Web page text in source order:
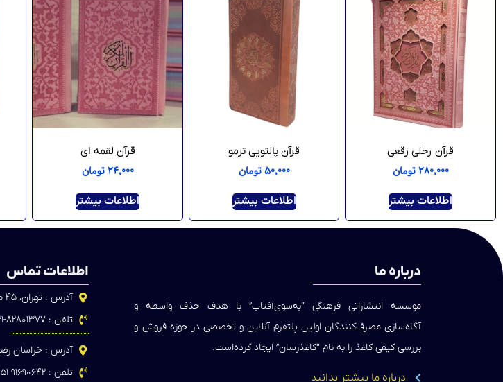
قرآن رحلی رقعی
۲۸۰,۰۰۰تومان
اطلاعات بیشتر
قرآن پالتویی ترمو
۵۰,۰۰۰تومان
اطلاعات بیشتر
قرآن لقمه ای
۲۴,۰۰۰تومان
اطلاعات بیشتر
درباره ما
موسسه انتشاراتی فرهنگی “به‌سوی‌آفتاب” با هدف حذف واسطه و
آگاه‌سازی مصرف‌کنندگان اولین پلتفرم آنلاین و تخصصی در حوزه فروش و
بررسی کیفی کاغذ را به نام “کاغذرسان” ایجاد کرده‌است.
درباره ما بیشتر بدانید
اطلاعات تماس
آدرس : تهران، ۴۵ متری بهار، مجتمع باران، پلاک ۶۲
تلفن : ۸۲۸۰۱۳۷۷-۰۲۱
آدرس : خراسان
تلفن : ۹۱۶۹۰۶۴۲-۰۵۱